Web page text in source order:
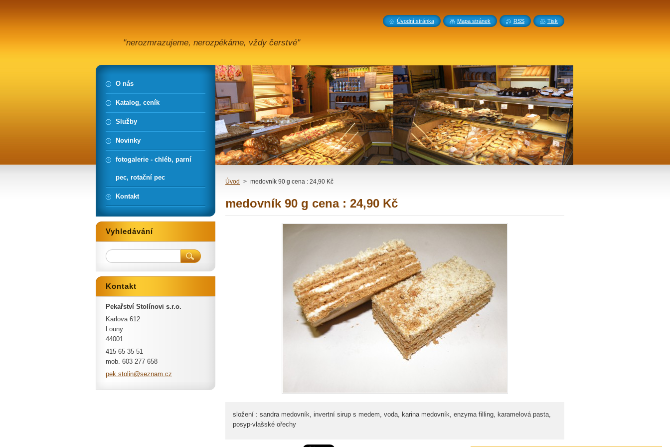
"nerozmrazujeme, nerozpékáme, vždy čerstvé"
Úvod > medovník 90 g cena : 24,90 Kč
medovník 90 g cena : 24,90 Kč
složení : sandra medovník, invertní sirup s medem, voda, karina medovník, enzyma filling, karamelová pasta,
posyp-vlašské ořechy
O nás
Katalog, ceník
Služby
Novinky
fotogalerie - chléb, parní
pec, rotační pec
Kontakt
Vyhledávání
Kontakt
Pekařství Stolínovi s.r.o.
Karlova 612
Louny
44001
415 65 35 51
mob. 603 277 658
pek.stol in@seznam.cz
Úvodní stránka Mapa stránek RSS Tisk